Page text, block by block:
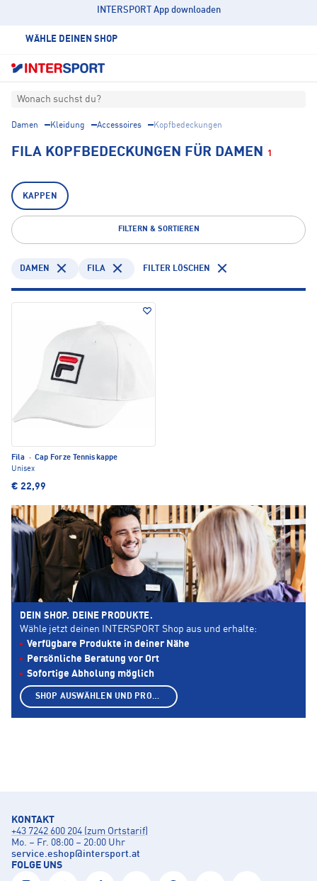
INTERSPORT App downloaden
WÄHLE DEINEN SHOP
Wonach suchst du?
Damen Kleidung Accessoires Kopfbedeckungen
FILA KOPFBEDECKUNGEN FÜR DAMEN 1
KAPPEN
FILTERN & SORTIEREN
DAMEN FILA FILTER LÖSCHEN
Fila · Cap Forze Tenniskappe
Unisex
€ 22,99
DEIN SHOP. DEINE PRODUKTE.
Wähle jetzt deinen INTERSPORT Shop aus und erhalte:
Verfügbare Produkte in deiner Nähe
Persönliche Beratung vor Ort
Sofortige Abholung möglich
SHOP AUSWÄHLEN UND PRODUKTE ANZEIGEN
KONTAKT
+43 7242 600 204 (zum Ortstarif)
Mo. – Fr. 08:00 – 20:00 Uhr
service.eshop@intersport.at
FOLGE UNS